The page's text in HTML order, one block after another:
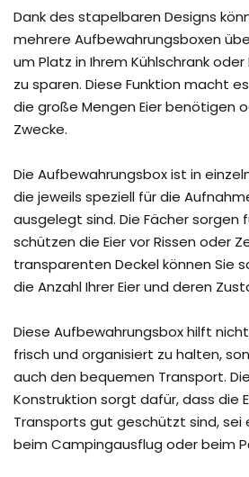
Dank des stapelbaren Designs
mehrere Aufbewahrungsboxen
um Platz in Ihrem Kühlschrank
zu sparen. Diese Funktion macht
die große Mengen Eier benötigen
Zwecke.
Die Aufbewahrungsbox ist in
die jeweils speziell für die
ausgelegt sind. Die Fächer sorgen
schützen die Eier vor Rissen oder
transparenten Deckel können Sie
die Anzahl Ihrer Eier und deren
Diese Aufbewahrungsbox hilft
frisch und organisiert zu halten,
auch den bequemen Transport.
Konstruktion sorgt dafür, dass die
Transports gut geschützt sind, sei
beim Campingausflug oder beim